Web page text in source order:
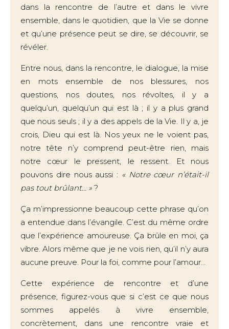
dans la rencontre de l’autre et dans le vivre
ensemble, dans le quotidien, que la Vie se donne
et qu’une présence peut se dire, se découvrir, se
révéler.
Entre nous, dans la rencontre, le dialogue, la mise
en mots ensemble de nos blessures, nos
questions, nos doutes, nos révoltes, il y a
quelqu’un, quelqu’un qui est là ; il y a plus grand
que nous seuls ; il y a des appels de la Vie. Il y a, je
crois, Dieu qui est là. Nos yeux ne le voient pas,
notre tête n’y comprend peut-être rien, mais
notre cœur le pressent, le ressent. Et nous
pouvons dire nous aussi : « Notre cœur n’était-il
pas tout brûlant… » ?
Ça m’impressionne beaucoup cette phrase qu’on
a entendue dans l’évangile. C’est du même ordre
que l’expérience amoureuse. Ça brûle en moi, ça
vibre. Alors même que je ne vois rien, qu’il n’y aura
aucune preuve. Pour la foi, comme pour l’amour…
Cette expérience de rencontre et d’une
présence, figurez-vous que si c’est ce que nous
sommes appelés à vivre ensemble,
concrètement, dans une rencontre vraie et